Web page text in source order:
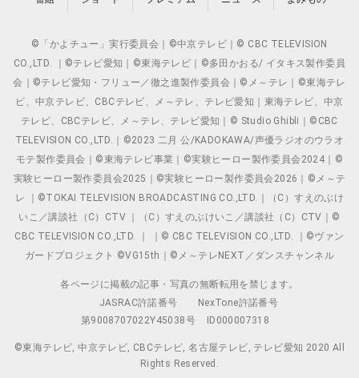
©「かよチュー」実行委員会｜©中京テレビ｜© CBC TELEVISION
CO.,LTD. ｜©テレビ愛知｜©東海テレビ｜©多田かおる/ イタキス製作委員
会｜©テレビ愛知・フリュー／徹之進製作委員会｜©メ～テレ｜©東海テレ
ビ、中京テレビ、CBCテレビ、メ～テレ、テレビ愛知｜東海テレビ、中京
テレビ、CBCテレビ、メ～テレ、テレビ愛知｜© Studio Ghibli｜©CBC
TELEVISION CO.,LTD.｜©2023 二月 公/KADOKAWA/声優ラジオのウラオ
モテ製作委員会｜©東海テレビ事業｜©実験ヒーロー製作委員会2024｜©
実験ヒーロー製作委員会2025｜©実験ヒーロー製作委員会2026｜©メ～テ
レ ｜©TOKAI TELEVISION BROADCASTING CO.,LTD.｜（C）すえのぶけ
いこ／講談社（C）CTV ｜（C）すえのぶけいこ／講談社（C）CTV｜©
CBC TELEVISION CO.,LTD. ｜ ｜© CBC TELEVISION CO.,LTD. ｜©ヴァン
ガードプロジェクト ©VG15th｜©メ～テレNEXT／ダンスチャンネル
各ページに掲載の記事・写真の無断転用を禁じます。
JASRAC許諾番号
NexTone許諾番号
第9008707022Y45038号
ID000007318
©東海テレビ, 中京テレビ, CBCテレビ, 名古屋テレビ, テレビ愛知 2020 All
Rights Reserved.